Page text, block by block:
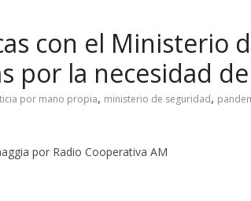
con el Ministerio
por la necesidad
por mano propia, ministerio de seguridad,
por Radio Cooperativa AM